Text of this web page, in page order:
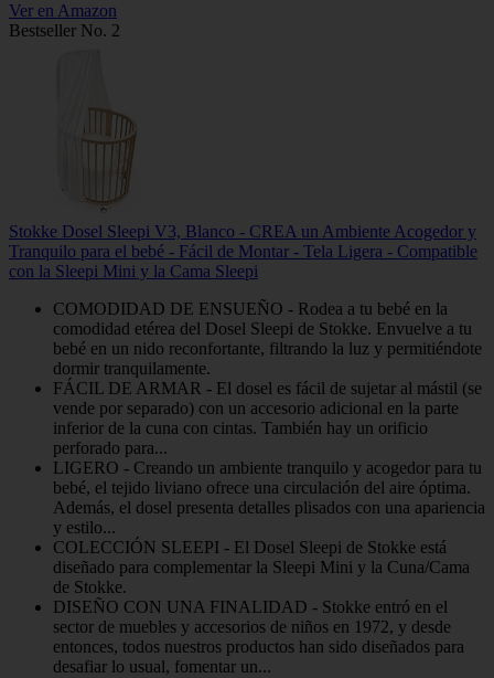
Ver en Amazon
Bestseller No. 2
Stokke Dosel Sleepi V3, Blanco - CREA un Ambiente Acogedor y
Tranquilo para el bebé - Fácil de Montar - Tela Ligera - Compatible
con la Sleepi Mini y la Cama Sleepi
COMODIDAD DE ENSUEÑO - Rodea a tu bebé en la
comodidad etérea del Dosel Sleepi de Stokke. Envuelve a tu
bebé en un nido reconfortante, filtrando la luz y permitiéndote
dormir tranquilamente.
FÁCIL DE ARMAR - El dosel es fácil de sujetar al mástil (se
vende por separado) con un accesorio adicional en la parte
inferior de la cuna con cintas. También hay un orificio
perforado para...
LIGERO - Creando un ambiente tranquilo y acogedor para tu
bebé, el tejido liviano ofrece una circulación del aire óptima.
Además, el dosel presenta detalles plisados con una apariencia
y estilo...
COLECCIÓN SLEEPI - El Dosel Sleepi de Stokke está
diseñado para complementar la Sleepi Mini y la Cuna/Cama
de Stokke.
DISEÑO CON UNA FINALIDAD - Stokke entró en el
sector de muebles y accesorios de niños en 1972, y desde
entonces, todos nuestros productos han sido diseñados para
desafiar lo usual, fomentar un...